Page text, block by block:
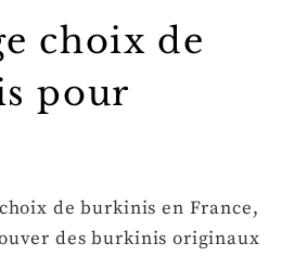
choix de
pour
de burkinis en France,
des burkinis originaux